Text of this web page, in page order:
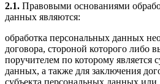
2.1. Правовыми основаниями
данных являются:
обработка персональных данных
договора, стороной которого либо
поручителем по которому является
данных, а также для заключения